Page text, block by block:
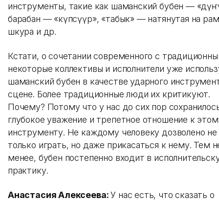
инструменты, такие как шаманский бубен —
барабан — «күпсүүр», «табык» — натянутая на
шкура и др.
Кстати, о сочетании современного с
некоторые коллективы и исполнители уже
шаманский бубен в качестве ударного
сцене. Более традиционные люди их критикуют.
Почему? Потому что у нас до сих пор
глубокое уважение и трепетное отношение к
инструменту. Не каждому человеку дозволено не
только играть, но даже прикасаться к нему. Тем
менее, бубен постепенно входит в
практику.
Анастасия Алексеева:У нас есть, что сказать о